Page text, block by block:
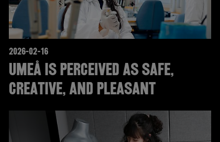
2026-02-16
Umeå is perceived as safe,
creative, and pleasant